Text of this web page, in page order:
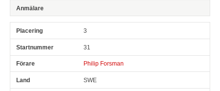
3
31
Philip Forsman
SWE